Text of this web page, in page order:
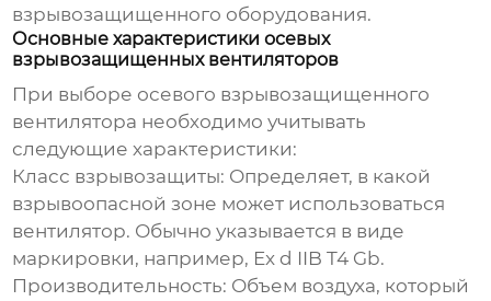
взрывозащищенного оборудования.
Основные характеристики осевых
взрывозащищенных вентиляторов
При выборе осевого взрывозащищенного
вентилятора необходимо учитывать
следующие характеристики:
Класс взрывозащиты: Определяет, в какой
взрывоопасной зоне может использоваться
вентилятор. Обычно указывается в виде
маркировки, например, Ex d IIB T4 Gb.
Производительность: Объем воздуха, который